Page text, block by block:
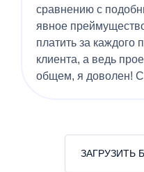
сравнению с
явное
платить за каждого
клиента, а ведь
общем, я доволен!
ЗАГРУЗИТЬ